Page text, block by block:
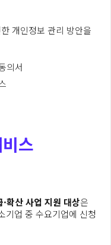
개인정보 관리 방안을
의서
스
확산 사업 지원 대상은
기업 중 수요기업에 신청